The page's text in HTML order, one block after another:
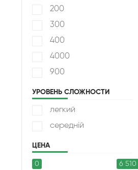
200
300
400
4000
900
УРОВЕНЬ СЛОЖНОСТИ
легкий
середній
ЦЕНА
0 6 510